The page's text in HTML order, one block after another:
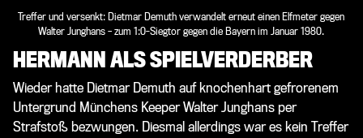
Treffer und versenkt: Dietmar Demuth verwandelt erneut einen Elfmeter gegen
Walter Junghans – zum 1:0-Siegtor gegen die Bayern im Januar 1980.
HERMANN ALS SPIELVERDERBER
Wieder hatte Dietmar Demuth auf knochenhart gefrorenem
Untergrund Münchens Keeper Walter Junghans per
Strafstoß bezwungen. Diesmal allerdings war es kein Treffer